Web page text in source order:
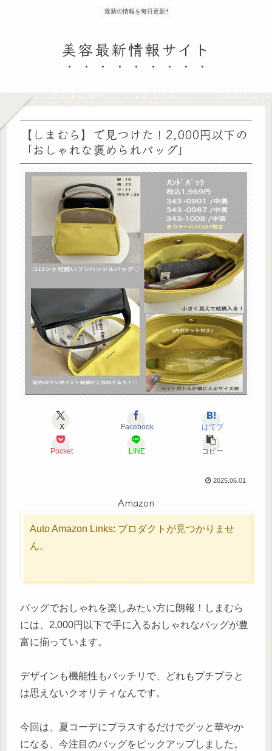
最新の情報を毎日更新‼
美容最新情報サイト
【しまむら】で見つけた！2,000円以下の
「おしゃれな褒められバッグ」
X Facebook はてブ
Pocket LINE コピー
2025.06.01
Amazon
Auto Amazon Links: プロダクトが見つかりませ
ん。
バッグでおしゃれを楽しみたい方に朗報！しまむら
には、2,000円以下で手に入るおしゃれなバッグが豊
富に揃っています。
デザインも機能性もバッチリで、どれもプチプラと
は思えないクオリティなんです。
今回は、夏コーデにプラスするだけでグッと華やか
になる、今注目のバッグをピックアップしました。